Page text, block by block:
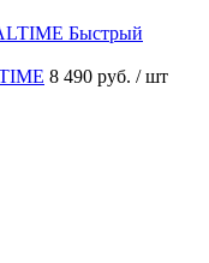
Быстрый
8 490 руб. / шт